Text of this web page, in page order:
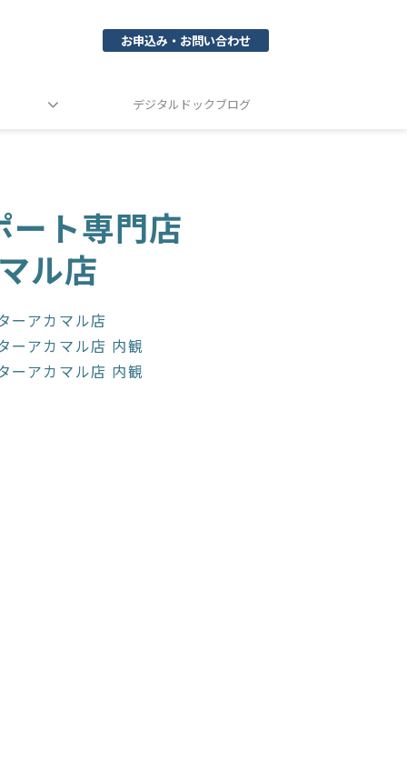
お申込み・お問い合わせ
デジタルドックブログ
ート専門店
ル店